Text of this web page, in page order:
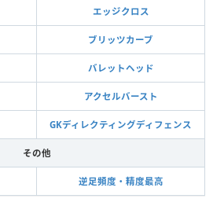
エッジクロス
ブリッツカーブ
バレットヘッド
アクセルバースト
GKディレクティングディフェンス
その他
逆足頻度・精度最高